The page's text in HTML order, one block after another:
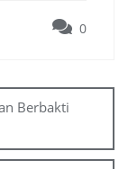
0
Berbakti